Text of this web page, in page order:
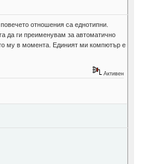
отношения са еднотипни.
да ги преименувам за автоматично
му в момента. Единият ми компютър е
Активен